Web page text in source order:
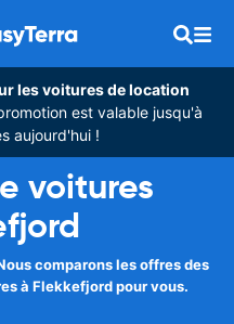
les voitures de location
est valable jusqu'à
aujourd'hui !
voitures
comparons les offres des
à Flekkefjord pour vous.